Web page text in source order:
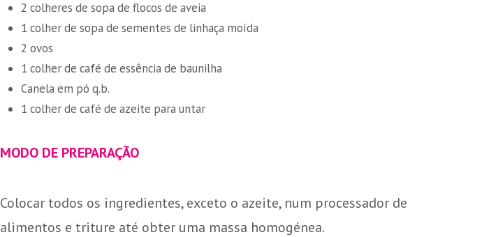
2 colheres de sopa de flocos de aveia
1 colher de sopa de sementes de linhaça moída
2 ovos
1 colher de café de essência de baunilha
Canela em pó q.b.
1 colher de café de azeite para untar
MODO DE PREPARAÇÃO
Colocar todos os ingredientes, exceto o azeite, num processador de
alimentos e triture até obter uma massa homogénea.